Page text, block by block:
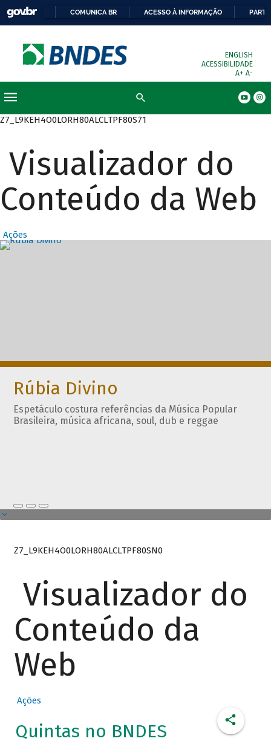
COMUNICA BR ACESSO À INFORMAÇÃO
ENGLISH
ACESSIBILIDADE
A+ A-
Z7_L9KEH4O0LORH80ALCLTPF80S71
Visualizador do
Conteúdo da Web
Ações
Destaques
Rúbia Divino
Espetáculo costura referências da Música Popular
Brasileira, música africana, soul, dub e reggae
Z7_L9KEH4O0LORH80ALCLTPF80SN0
Visualizador do
Conteúdo da
Web
Ações
Quintas no BNDES